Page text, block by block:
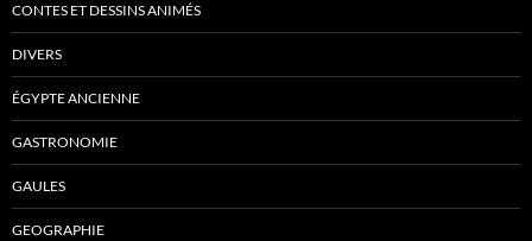
CONTES ET DESSINS ANIMÉS
DIVERS
ÉGYPTE ANCIENNE
GASTRONOMIE
GAULES
GEOGRAPHIE